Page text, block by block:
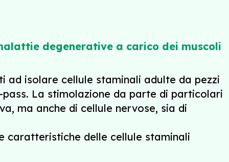
degenerative a carico dei muscoli
ad isolare cellule staminali adulte da pezzi
La stimolazione da parte di particolari
ma anche di cellule nervose, sia di
caratteristiche delle cellule staminali